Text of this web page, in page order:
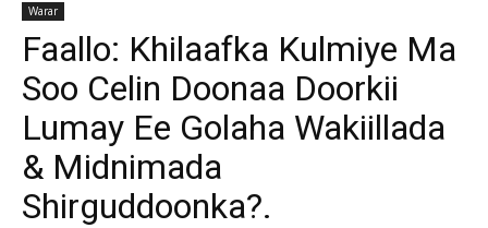
Warar
Faallo: Khilaafka Kulmiye Ma
Soo Celin Doonaa Doorkii
Lumay Ee Golaha Wakiillada
& Midnimada
Shirguddoonka?.